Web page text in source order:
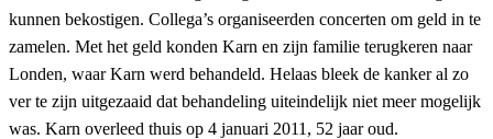
kunnen bekostigen. Collega’s organiseerden concerten om geld in te
zamelen. Met het geld konden Karn en zijn familie terugkeren naar
Londen, waar Karn werd behandeld. Helaas bleek de kanker al zo
ver te zijn uitgezaaid dat behandeling uiteindelijk niet meer mogelijk
was. Karn overleed thuis op 4 januari 2011, 52 jaar oud.